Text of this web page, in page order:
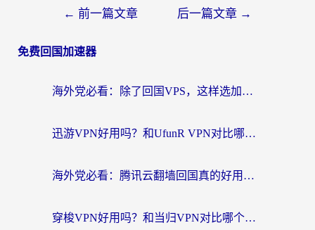
← 前一篇文章 后一篇文章 →
免费回国加速器
海外党必看：除了回国VPS，这样选加速器也能无缝刷国内资源？
迅游VPN好用吗？和UfunR VPN对比哪个回国效果更好？海外党亲测避坑指南
海外党必看：腾讯云翻墙回国真的好用吗？+ 3步选对回国加速器指南
穿梭VPN好用吗？和当归VPN对比哪个回国效果更好？海外党亲测实用指南